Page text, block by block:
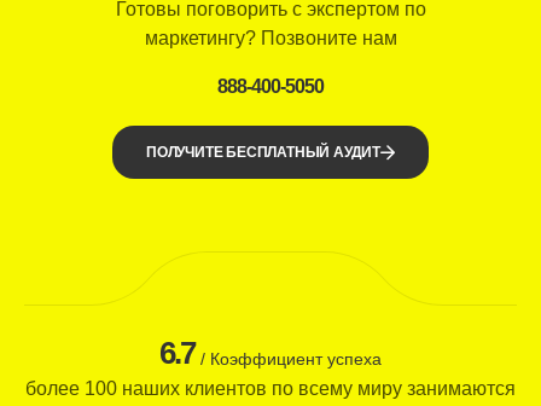
Готовы поговорить с экспертом по
маркетингу? Позвоните нам
888-400-5050
ПОЛУЧИТЕ БЕСПЛАТНЫЙ АУДИТ
6.7 / Коэффициент успеха
более 100 наших клиентов по всему миру занимаются